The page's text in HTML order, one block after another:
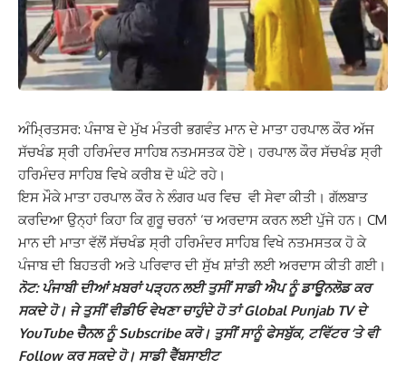
ਅੰਮ੍ਰਿਤਸਰ: ਪੰਜਾਬ ਦੇ ਮੁੱਖ ਮੰਤਰੀ ਭਗਵੰਤ ਮਾਨ ਦੇ ਮਾਤਾ ਹਰਪਾਲ ਕੌਰ ਅੱਜ
ਸੱਚਖੰਡ ਸ੍ਰੀ ਹਰਿਮੰਦਰ ਸਾਹਿਬ ਨਤਮਸਤਕ ਹੋਏ। ਹਰਪਾਲ ਕੌਰ ਸੱਚਖੰਡ ਸ੍ਰੀ
ਹਰਿਮੰਦਰ ਸਾਹਿਬ ਵਿਖੇ ਕਰੀਬ ਦੋ ਘੰਟੇ ਰਹੇ।
ਇਸ ਮੌਕੇ ਮਾਤਾ ਹਰਪਾਲ ਕੌਰ ਨੇ ਲੰਗਰ ਘਰ ਵਿਚ ਵੀ ਸੇਵਾ ਕੀਤੀ। ਗੱਲਬਾਤ
ਕਰਦਿਆ ਉਨ੍ਹਾਂ ਕਿਹਾ ਕਿ ਗੁਰੂ ਚਰਨਾਂ ‘ਚ ਅਰਦਾਸ ਕਰਨ ਲਈ ਪੁੱਜੇ ਹਨ। CM
ਮਾਨ ਦੀ ਮਾਤਾ ਵੱਲੋਂ ਸੱਚਖੰਡ ਸ੍ਰੀ ਹਰਿਮੰਦਰ ਸਾਹਿਬ ਵਿਖੇ ਨਤਮਸਤਕ ਹੋ ਕੇ
ਪੰਜਾਬ ਦੀ ਬਿਹਤਰੀ ਅਤੇ ਪਰਿਵਾਰ ਦੀ ਸੁੱਖ ਸ਼ਾਂਤੀ ਲਈ ਅਰਦਾਸ ਕੀਤੀ ਗਈ।
ਨੋਟ: ਪੰਜਾਬੀ ਦੀਆਂ ਖ਼ਬਰਾਂ ਪੜ੍ਹਨ ਲਈ ਤੁਸੀਂ ਸਾਡੀ ਐਪ ਨੂੰ ਡਾਊਨਲੋਡ ਕਰ
ਸਕਦੇ ਹੋ। ਜੇ ਤੁਸੀਂ ਵੀਡੀਓ ਵੇਖਣਾ ਚਾਹੁੰਦੇ ਹੋ ਤਾਂ Global Punjab TV ਦੇ
YouTube ਚੈਨਲ ਨੂੰ Subscribe ਕਰੋ। ਤੁਸੀਂ ਸਾਨੂੰ ਫੇਸਬੁੱਕ, ਟਵਿੱਟਰ ‘ਤੇ ਵੀ
Follow ਕਰ ਸਕਦੇ ਹੋ। ਸਾਡੀ ਵੈੱਬਸਾਈਟ